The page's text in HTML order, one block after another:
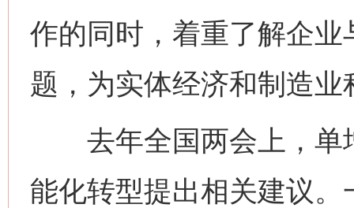
作的同时，着重了解企
题，为实体经济和制造业
去年全国两会上，单
能化转型提出相关建议